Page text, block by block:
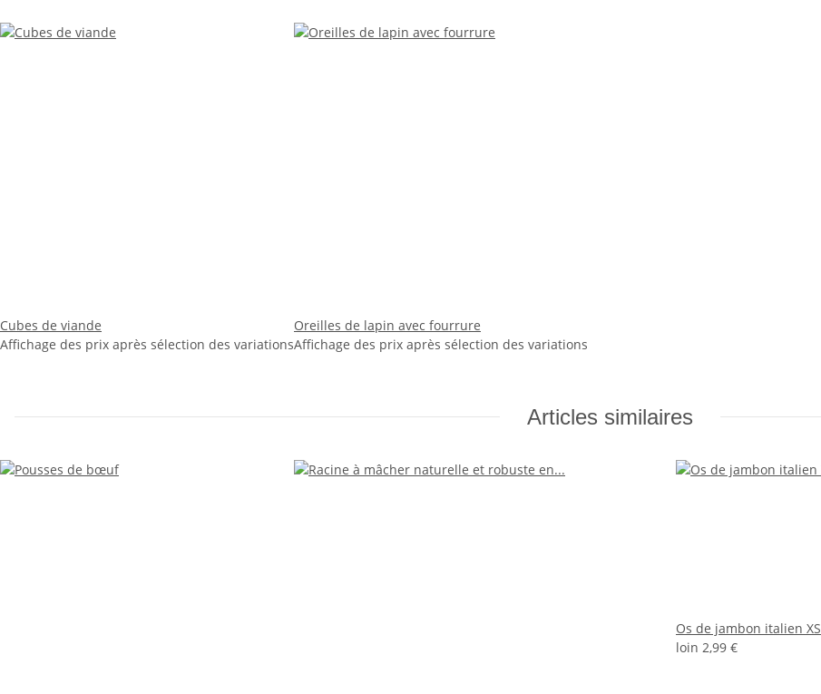
Cubes de viande
Affichage des prix après sélection des variations
Oreilles de lapin avec fourrure
Affichage des prix après sélection des variations
Articles similaires
Os de jambon italien XS
loin 2,99 €